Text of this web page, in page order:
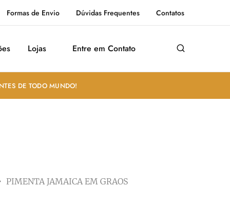
Formas de Envio Dúvidas Frequentes Contatos
Lojas Entre em Contato
DE TODO MUNDO!
PIMENTA JAMAICA EM GRAOS